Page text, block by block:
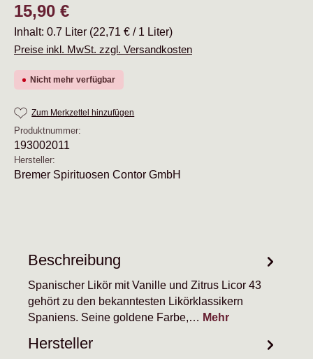
Regulärer Preis:
15,90 €
Inhalt: 0.7 Liter (22,71 € / 1 Liter)
Preise inkl. MwSt. zzgl. Versandkosten
Nicht mehr verfügbar
Zum Merkzettel hinzufügen
Produktnummer:
193002011
Hersteller:
Bremer Spirituosen Contor GmbH
Beschreibung
Spanischer Likör mit Vanille und Zitrus Licor 43
gehört zu den bekanntesten Likörklassikern
Spaniens. Seine goldene Farbe,… Mehr
Hersteller